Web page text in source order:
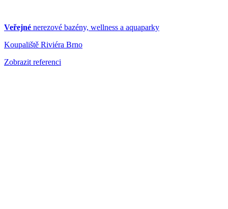
Veřejné nerezové bazény, wellness a aquaparky
Koupaliště Riviéra Brno
Zobrazit referenci